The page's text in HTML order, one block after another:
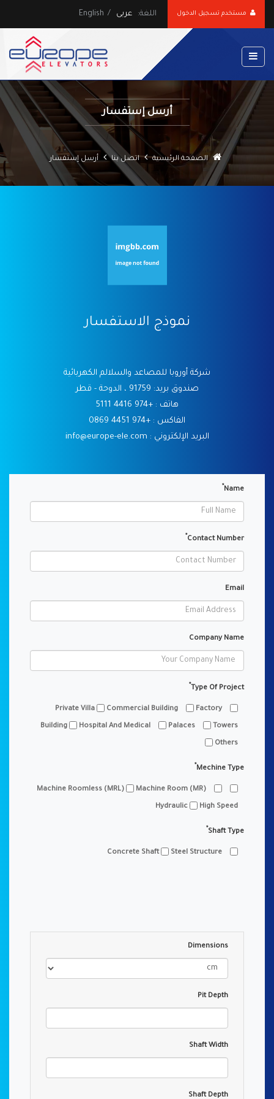
اللغة: عربى /
English
أرسل إستفسار
الصفحة الرئيسية اتصل بنا أرسل إستفسار
نموذج الاستفسار
شركة أوروبا للمصاعد والسلالم الكهربائية
صندوق بريد: 91759 ، الدوحة - قطر
هاتف : +974 4416 5111
الفاكس : +974 4451 0869
البريد الإلكتروني : info@europe-ele.com
Name
*
Contact Number
*
Email
Company Name
Type Of Project
*
Commercial Building Factory
Building Hospital And Medical Palaces Towers
Others
Mechine Type
*
Machine Room (MR)
Hydraulic High Speed
Shaft Type
*
Steel Structure
Dimensions
Pit Depth
Shaft Width
Shaft Depth